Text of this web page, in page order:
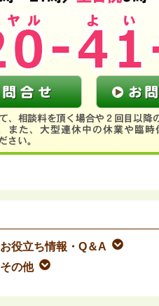
お役立ち情報・Q＆A
その他